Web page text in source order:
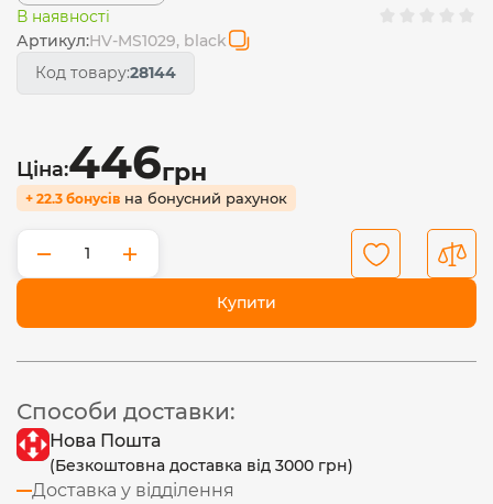
В наявності
Артикул:HV-MS1029, black
Код товару:28144
Ціна:446грн
+ 22.3 бонусів на бонусний рахунок
− +
Купити
Способи доставки:
Нова Пошта
(Безкоштовна доставка від 3000 грн)
Доставка у відділення